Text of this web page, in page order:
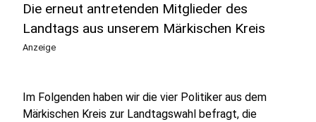
Die erneut antretenden Mitglieder des
Landtags aus unserem Märkischen Kreis
Anzeige
Im Folgenden haben wir die vier Politiker aus dem
Märkischen Kreis zur Landtagswahl befragt, die